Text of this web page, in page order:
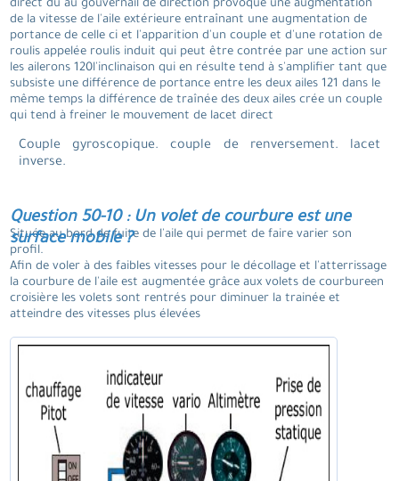
direct dû au gouvernail de direction provoque une augmentation
de la vitesse de l'aile extérieure entraînant une augmentation de
portance de celle ci et l'apparition d'un couple et d'une rotation de
roulis appelée roulis induit qui peut être contrée par une action sur
les ailerons 120l'inclinaison qui en résulte tend à s'amplifier tant que
subsiste une différence de portance entre les deux ailes 121 dans le
même temps la différence de traînée des deux ailes crée un couple
qui tend à freiner le mouvement de lacet direct
Couple gyroscopique. couple de renversement. lacet
inverse.
Question 50-10 : Un volet de courbure est une
surface mobile ?
Située au bord de fuite de l'aile qui permet de faire varier son
profil.
Afin de voler à des faibles vitesses pour le décollage et l'atterrissage
la courbure de l'aile est augmentée grâce aux volets de courbureen
croisière les volets sont rentrés pour diminuer la trainée et
atteindre des vitesses plus élevées